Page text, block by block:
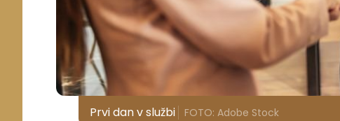
Prvi dan v službi FOTO: Adobe Stock